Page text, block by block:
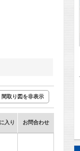
取り図を非表示
入り お問合わせ